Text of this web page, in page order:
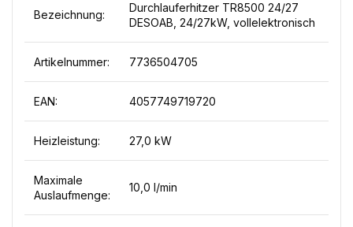
Bezeichnung:
Durchlauferhitzer TR8500 24/27
DESOAB, 24/27kW, vollelektronisch
Artikelnummer: 7736504705
EAN: 4057749719720
Heizleistung: 27,0 kW
Maximale
Auslaufmenge:
10,0 l/min